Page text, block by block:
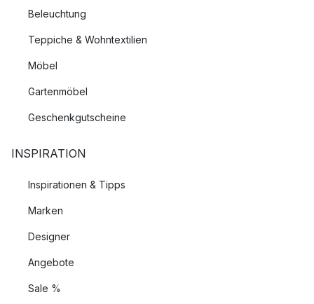
Beleuchtung
Teppiche & Wohntextilien
Möbel
Gartenmöbel
Geschenkgutscheine
INSPIRATION
Inspirationen & Tipps
Marken
Designer
Angebote
Sale %